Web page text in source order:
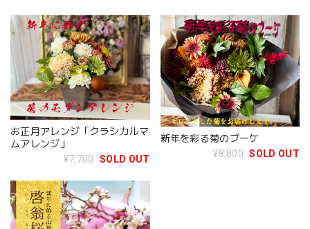
お正月アレンジ「クラシカルマ
ムアレンジ」
¥7,700
SOLD OUT
新年を彩る菊のブーケ
¥8,800 SOLD OUT